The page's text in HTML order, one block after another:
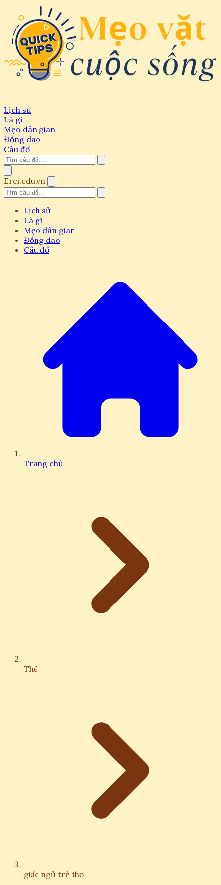
Lịch sử
Là gì
Mẹo dân gian
Đồng dao
Câu đố
Erci.edu.vn
Lịch sử
Là gì
Mẹo dân gian
Đồng dao
Câu đố
Trang chủ
Thẻ
giấc ngủ trẻ thơ